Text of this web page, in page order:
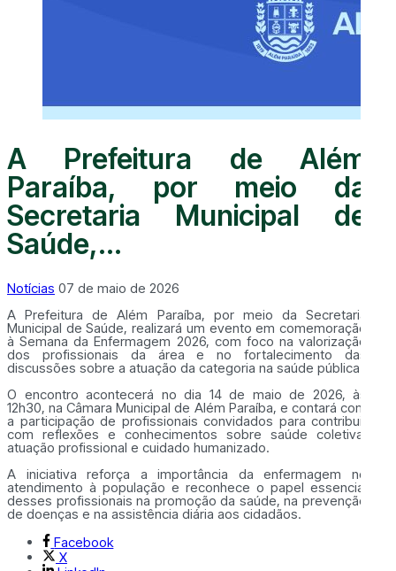
A Prefeitura de Além
Paraíba, por meio da
Secretaria Municipal de
Saúde,...
Notícias 07 de maio de 2026
A Prefeitura de Além Paraíba, por meio da Secretaria
Municipal de Saúde, realizará um evento em comemoração
à Semana da Enfermagem 2026, com foco na valorização
dos profissionais da área e no fortalecimento das
discussões sobre a atuação da categoria na saúde pública.
O encontro acontecerá no dia 14 de maio de 2026, às
12h30, na Câmara Municipal de Além Paraíba, e contará com
a participação de profissionais convidados para contribuir
com reflexões e conhecimentos sobre saúde coletiva,
atuação profissional e cuidado humanizado.
A iniciativa reforça a importância da enfermagem no
atendimento à população e reconhece o papel essencial
desses profissionais na promoção da saúde, na prevenção
de doenças e na assistência diária aos cidadãos.
Facebook
X